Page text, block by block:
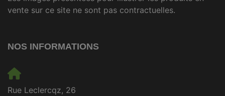
vente sur ce site ne sont pas contractuelles.
NOS INFORMATIONS
Rue Leclercqz, 26